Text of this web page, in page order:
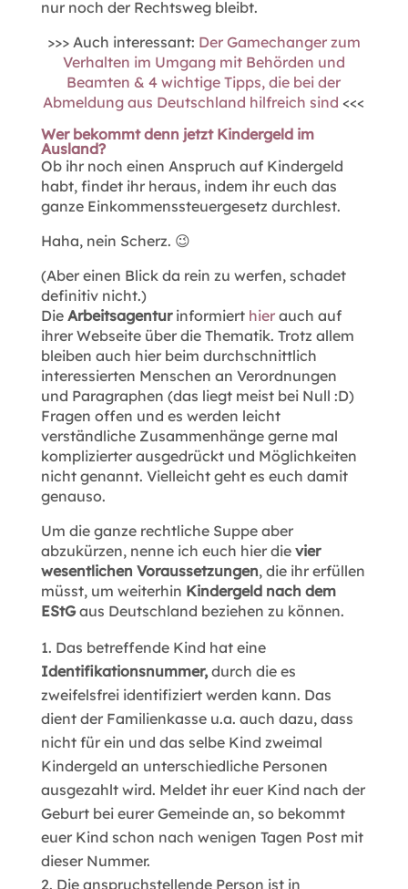
nur noch der Rechtsweg bleibt.
>>> Auch interessant: Der Gamechanger zum
Verhalten im Umgang mit Behörden und
Beamten & 4 wichtige Tipps, die bei der
Abmeldung aus Deutschland hilfreich sind <<<
Wer bekommt denn jetzt Kindergeld im
Ausland?
Ob ihr noch einen Anspruch auf Kindergeld
habt, findet ihr heraus, indem ihr euch das
ganze Einkommenssteuergesetz durchlest.
Haha, nein Scherz. 😉
(Aber einen Blick da rein zu werfen, schadet
definitiv nicht.)
Die Arbeitsagenturinformiert hierauch auf
ihrer Webseite über die Thematik. Trotz allem
bleiben auch hier beim durchschnittlich
interessierten Menschen an Verordnungen
und Paragraphen (das liegt meist bei Null :D)
Fragen offen und es werden leicht
verständliche Zusammenhänge gerne mal
komplizierter ausgedrückt und Möglichkeiten
nicht genannt. Vielleicht geht es euch damit
genauso.
Um die ganze rechtliche Suppe aber
abzukürzen, nenne ich euch hier die vier
wesentlichen Voraussetzungen, die ihr erfüllen
müsst, um weiterhin Kindergeld nach dem
EStGaus Deutschland beziehen zu können.
Das betreffende Kind hat eine
Identifikationsnummer,durch die es
zweifelsfrei identifiziert werden kann. Das
dient der Familienkasse u.a. auch dazu, dass
nicht für ein und das selbe Kind zweimal
Kindergeld an unterschiedliche Personen
ausgezahlt wird. Meldet ihr euer Kind nach der
Geburt bei eurer Gemeinde an, so bekommt
euer Kind schon nach wenigen Tagen Post mit
dieser Nummer.
Die anspruchstellende Person ist in